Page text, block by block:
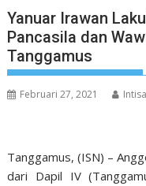
Yanuar Irawan
Pancasila dan
Tanggamus
Februari 27, 2021
Tanggamus, (ISN) –
dari Dapil IV